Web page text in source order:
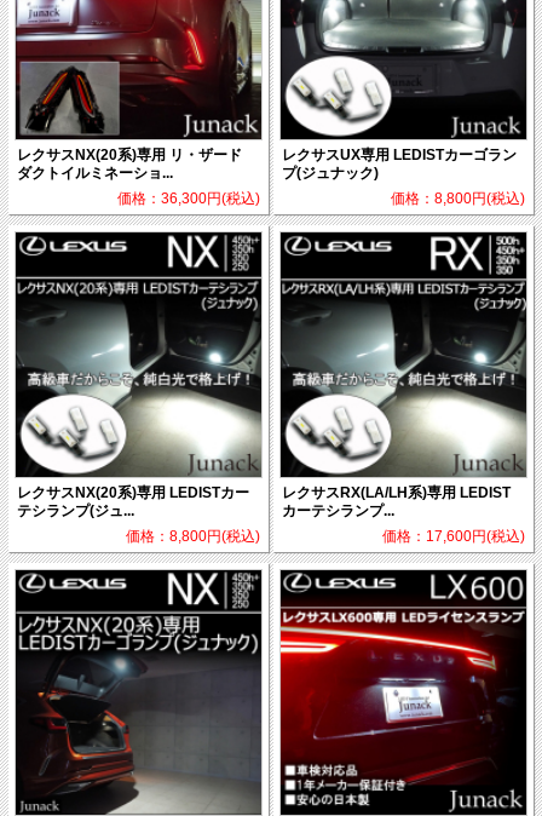
レクサスNX(20系)専用 リ・ザード
ダクトイルミネーショ...
価格：36,300円(税込)
レクサスUX専用 LEDISTカーゴラン
プ(ジュナック)
価格：8,800円(税込)
レクサスNX(20系)専用 LEDISTカー
テシランプ(ジュ...
価格：8,800円(税込)
レクサスRX(LA/LH系)専用 LEDIST
カーテシランプ...
価格：17,600円(税込)